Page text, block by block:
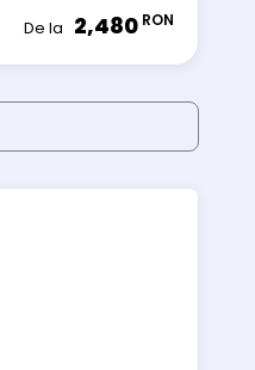
De la 2,480 RON